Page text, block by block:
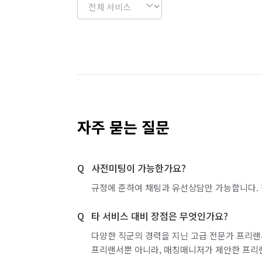
자주 묻는 질문
사전미팅이 가능한가요?
규정에 준하여 채팅과 유선상담만 가능합니다
타 서비스 대비 장점은 무엇인가요?
다양한 직군의 경력을 지닌 고급 전문가 프리
프리랜서뿐 아니라, 매칭매니저가 제안한 프